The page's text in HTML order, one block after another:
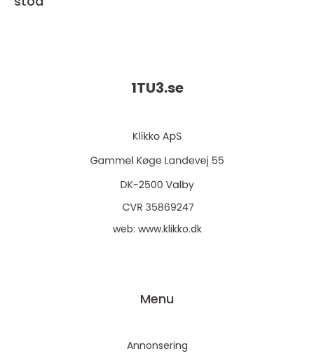
1TU3.se
web: www.klikko.dk
Menu
Annonsering